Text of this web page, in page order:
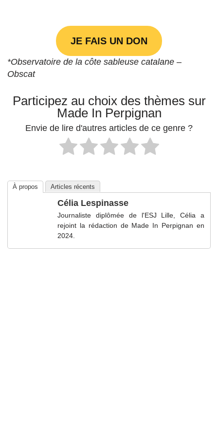
JE FAIS UN DON
*Observatoire de la côte sableuse catalane –
Obscat
Participez au choix des thèmes sur
Made In Perpignan
Envie de lire d'autres articles de ce genre ?
À propos Articles récents
Célia Lespinasse
Journaliste diplômée de l'ESJ Lille, Célia a
rejoint la rédaction de Made In Perpignan en
2024.